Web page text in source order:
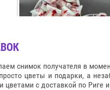
снимок получателя в
цветы и подарки, а
с доставкой по Риге